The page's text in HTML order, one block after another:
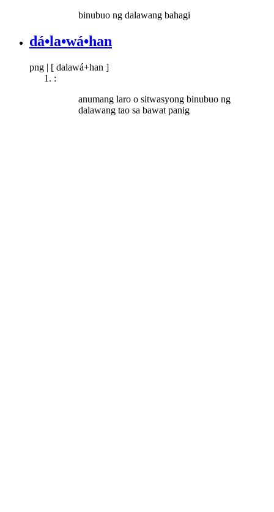
binubuo ng dalawang bahagi
dá•la•wá•han
png | [ dalawá+han ]
:
anumang laro o sitwasyong binubuo ng
dalawang tao sa bawat panig